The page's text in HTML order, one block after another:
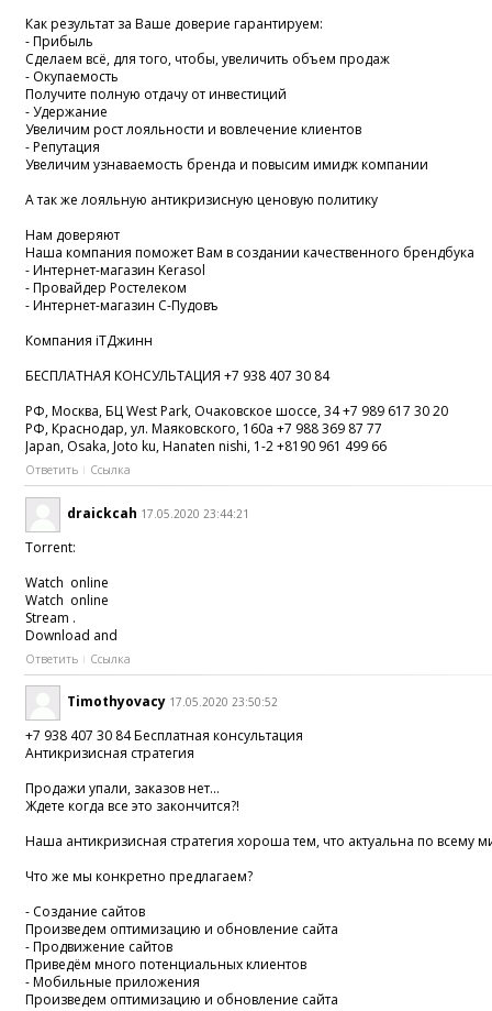
Как результат за Ваше доверие гарантируем:
- Прибыль
Сделаем всё, для того, чтобы, увеличить объем продаж
- Окупаемость
Получите полную отдачу от инвестиций
- Удержание
Увеличим рост лояльности и вовлечение клиентов
- Репутация
Увеличим узнаваемость бренда и повысим имидж компании
А так же лояльную антикризисную ценовую политику
Нам доверяют
Наша компания поможет Вам в создании качественного брендбука
- Интернет-магазин Kerasol
- Провайдер Ростелеком
- Интернет-магазин С-Пудовъ
Компания iTДжинн
БЕСПЛАТНАЯ КОНСУЛЬТАЦИЯ +7 938 407 30 84
РФ, Москва, БЦ West Park, Очаковское шоссе, 34 +7 989 617 30 20
РФ, Краснодар, ул. Маяковского, 160а +7 988 369 87 77
Japan, Osaka, Joto ku, Hanaten nishi, 1-2 +8190 961 499 66
Ответить Ссылка
draickcah 17.05.2020 23:44:21
Torrent:
Watch online
Watch online
Stream .
Download and
Ответить Ссылка
Timothyovacy 17.05.2020 23:50:52
+7 938 407 30 84 Бесплатная консультация
Антикризисная стратегия
Продажи упали, заказов нет...
Ждете когда все это закончится?!
Наша антикризисная стратегия хороша тем, что актуальна по
Что же мы конкретно предлагаем?
- Создание сайтов
Произведем оптимизацию и обновление сайта
- Продвижение сайтов
Приведём много потенциальных клиентов
- Мобильные приложения
Произведем оптимизацию и обновление сайта